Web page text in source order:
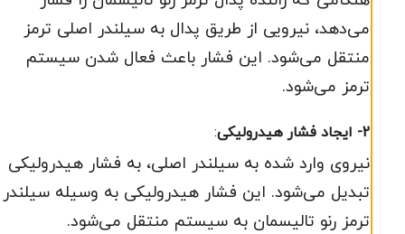
می‌دهد، نیرویی از طریق پدال به سیلندر اصلی ترمز
منتقل می‌شود. این فشار باعث فعال شدن سیستم
ترمز می‌شود.
2- ایجاد فشار هیدرولیکی :
نیروی وارد شده به سیلندر اصلی، به فشار هیدرولیکی
تبدیل می‌شود. این فشار هیدرولیکی به وسیله سیلندر
ترمز رنو تالیسمان به سیستم منتقل می‌شود.